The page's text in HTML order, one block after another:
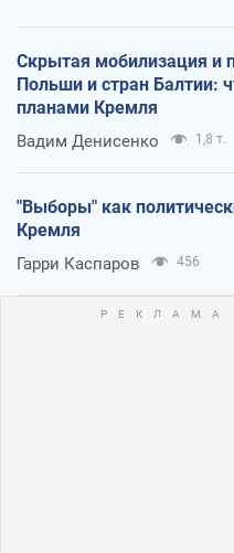
Скрытая мобилизация и
Польши и стран Балтии:
планами Кремля
Вадим Денисенко 1,8 т.
"Выборы" как
Кремля
Гарри Каспаров 456